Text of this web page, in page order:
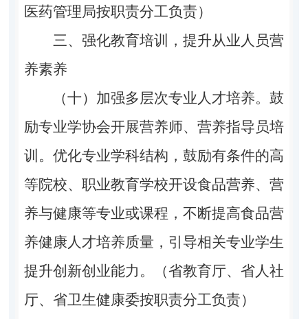
医药管理局按职责分工负责）
三、强化教育培训，提升从业人员营
养素养
（十）加强多层次专业人才培养。鼓
励专业学协会开展营养师、营养指导员培
训。优化专业学科结构，鼓励有条件的高
等院校、职业教育学校开设食品营养、营
养与健康等专业或课程，不断提高食品营
养健康人才培养质量，引导相关专业学生
提升创新创业能力。（省教育厅、省人社
厅、省卫生健康委按职责分工负责）